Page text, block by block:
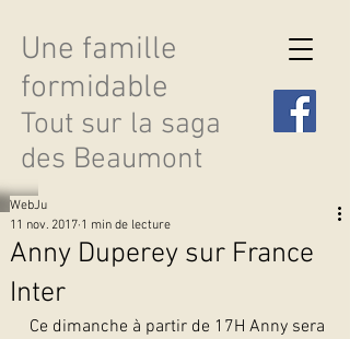
Une famille
formidable
Tout sur la saga
des Beaumont
Anny Duperey sur France
Inter
WebJu
11 nov. 2017 1 min de lecture
Ce dimanche à partir de 17H Anny sera